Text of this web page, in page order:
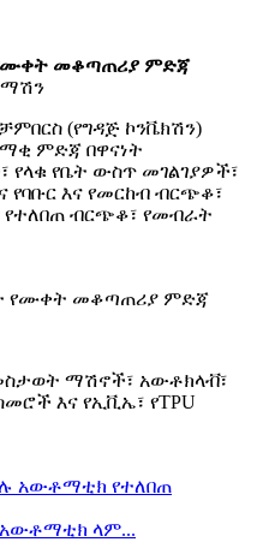
መቆጣጠሪያ ምድጃ
(የግዳጅ ኮንቬክሽን)
ምድጃ በዋናነት
የላቁ የቤት ውስጥ መገልገያዎች፣
የባቡር እና የመርከብ ብርጭቆ፣
ብርጭቆ፣ የመብራት
ማሽኖች፣ አውቶክላቭ፣
እና የኢቪኤ፣ የTPU
ላም...